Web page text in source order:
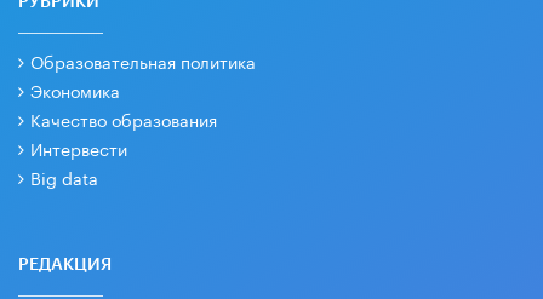
Образовательная политика
Экономика
Качество образования
Интервести
Big data
РЕДАКЦИЯ